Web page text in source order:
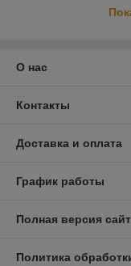
О нас
Контакты
Доставка и оплата
График работы
Полная версия
Политика